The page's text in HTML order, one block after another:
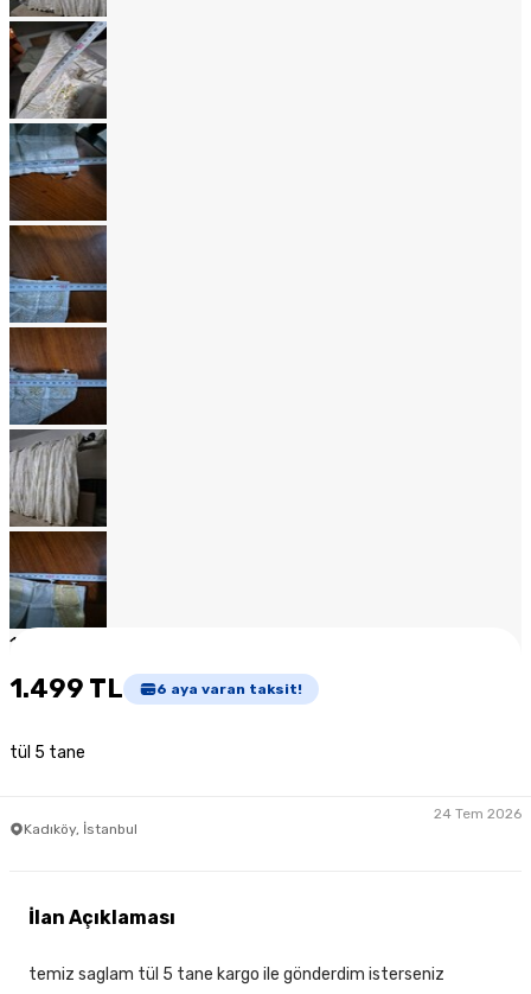
1
1.499 TL 6 aya varan taksit!
tül 5 tane
Kadıköy, İstanbul
24 Tem 2026
İlan Açıklaması
temiz saglam tül 5 tane kargo ile gönderdim isterseniz